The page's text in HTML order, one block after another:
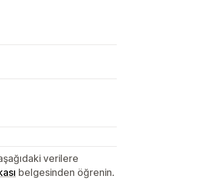
verilere
belgesinden öğrenin.